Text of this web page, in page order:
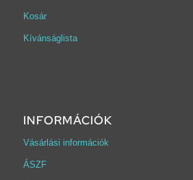
Kosár
Kívánságlista
INFORMÁCIÓK
Vásárlási információk
ÁSZF